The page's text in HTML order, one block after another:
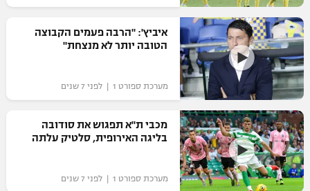
איביץ': "הרבה פעמים הקבוצה
הטובה יותר לא מנצחת"
מערכת ספורט 1 | לפני 7 שנים
מכבי ת"א תפגוש את סודובה
בליגה האירופית, סלטיק עלתה
מערכת ספורט 1 | לפני 7 שנים